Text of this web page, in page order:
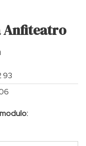
Anfiteatro
93